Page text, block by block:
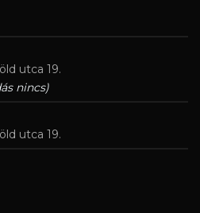
utca 19.
nincs)
utca 19.